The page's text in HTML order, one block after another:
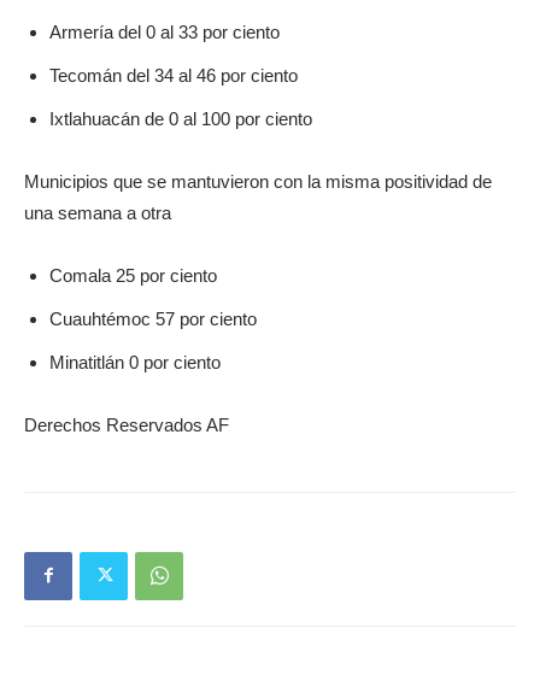
Armería del 0 al 33 por ciento
Tecomán del 34 al 46 por ciento
Ixtlahuacán de 0 al 100 por ciento
Municipios que se mantuvieron con la misma positividad de
una semana a otra
Comala 25 por ciento
Cuauhtémoc 57 por ciento
Minatitlán 0 por ciento
Derechos Reservados AF